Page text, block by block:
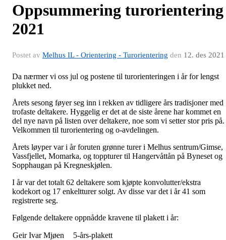
Oppsummering turorientering
2021
Postet av Melhus IL - Orientering - Turorientering den 12. des 2021
Da nærmer vi oss jul og postene til turorienteringen i år for lengst
plukket ned.
Årets sesong føyer seg inn i rekken av tidligere års tradisjoner med
trofaste deltakere. Hyggelig er det at de siste årene har kommet en
del nye navn på listen over deltakere, noe som vi setter stor pris på.
Velkommen til turorientering og o-avdelingen.
Årets løyper var i år foruten grønne turer i Melhus sentrum/Gimse,
Vassfjellet, Momarka, og toppturer til Hangervåttån på Byneset og
Sopphaugan på Kregneskjølen.
I år var det totalt 62 deltakere som kjøpte konvolutter/ekstra
kodekort og 17 enkeltturer solgt. Av disse var det i år 41 som
registrerte seg.
Følgende deltakere oppnådde kravene til plakett i år:
Geir Ivar Mjøen
5-års-plakett